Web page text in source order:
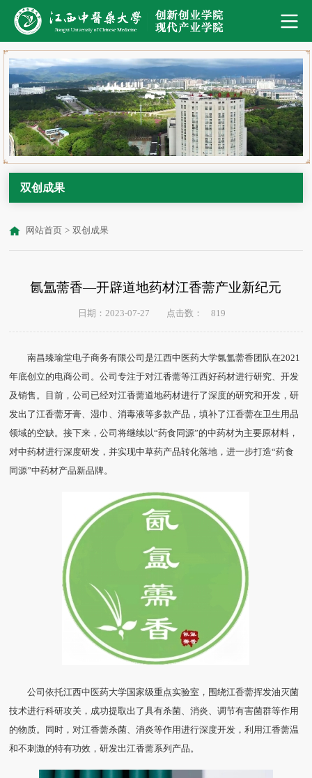
双创成果
网站首页 > 双创成果
氤氲薷香—开辟道地药材江香薷产业新纪元
日期：2023-07-27 点击数： 819
南昌臻瑜堂电子商务有限公司是江西中医药大学氤氲薷香团队在2021
年底创立的电商公司。公司专注于对江香薷等江西好药材进行研究、开发
及销售。目前，公司已经对江香薷道地药材进行了深度的研究和开发，研
发出了江香薷牙膏、湿巾、消毒液等多款产品，填补了江香薷在卫生用品
领域的空缺。接下来，公司将继续以“药食同源”的中药材为主要原材料，
对中药材进行深度研发，并实现中草药产品转化落地，进一步打造“药食
同源”中药材产品新品牌。
公司依托江西中医药大学国家级重点实验室，围绕江香薷挥发油灭菌
技术进行科研攻关，成功提取出了具有杀菌、消炎、调节有害菌群等作用
的物质。同时，对江香薷杀菌、消炎等作用进行深度开发，利用江香薷温
和不刺激的特有功效，研发出江香薷系列产品。